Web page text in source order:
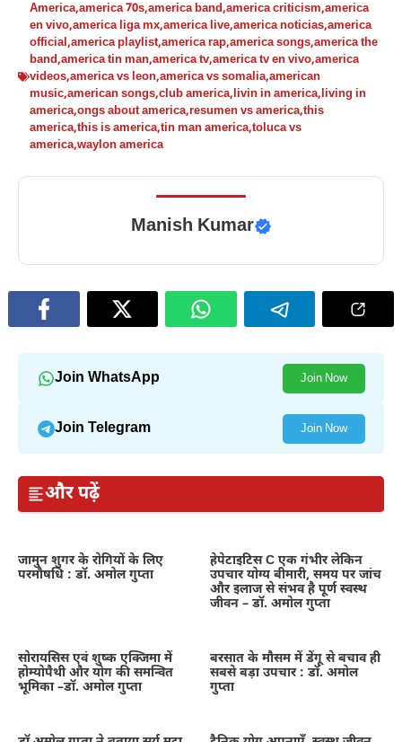
America,america 70s,america band,america criticism,america
en vivo,america liga mx,america live,america noticias,america
official,america playlist,america rap,america songs,america the
band,america tin man,america tv,america tv en vivo,america
videos,america vs leon,america vs somalia,american
music,american songs,club america,livin in america,living in
america,ongs about america,resumen vs america,this
america,this is america,tin man america,toluca vs
america,waylon america
Manish Kumar
Join WhatsApp Join Now
Join Telegram Join Now
और पढ़ें
जामुन शुगर के रोगियों के लिए
परमौषधि : डॉ. अमोल गुप्ता
हेपेटाइटिस C एक गंभीर लेकिन
उपचार योग्य बीमारी, समय पर जांच
और इलाज से संभव है पूर्ण स्वस्थ
जीवन – डॉ. अमोल गुप्ता
सोरायसिस एवं शुष्क एक्जिमा में
होम्योपैथी और योग की समन्वित
भूमिका –डॉ. अमोल गुप्ता
बरसात के मौसम में डेंगू से बचाव ही
सबसे बड़ा उपचार : डॉ. अमोल
गुप्ता